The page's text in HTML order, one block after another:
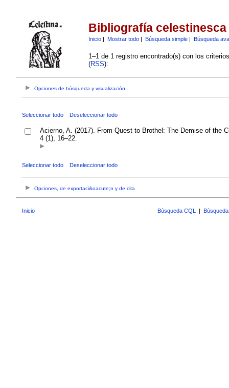
Bibliografía celestinesca
Inicio| Mostrar todo| Búsqueda simple| Búsqueda
1–1 de 1 registro encontrado(s) con los
(RSS):
Opciones de búsqueda y visualización
Seleccionar todo Deseleccionar todo
Acierno, A. (2017). From Quest to Brothel: The Demise of the
4 (1), 16–22.
Seleccionar todo Deseleccionar todo
Opciones, de exportaci&oacute;n y de cita
Inicio Búsqueda CQL |